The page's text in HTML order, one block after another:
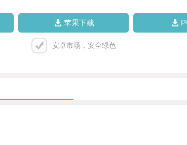
苹果下载
安卓市场，安全绿色